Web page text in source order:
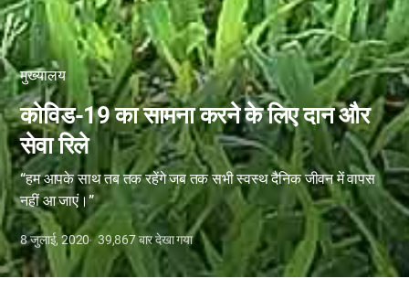
मुख्यालय
कोविड-19 का सामना करने के लिए दान और
सेवा रिले
“हम आपके साथ तब तक रहेंगे जब तक सभी स्वस्थ दैनिक जीवन में वापस
नहीं आ जाएं।”
8 जुलाई, 2020 39,867बार देखा गया